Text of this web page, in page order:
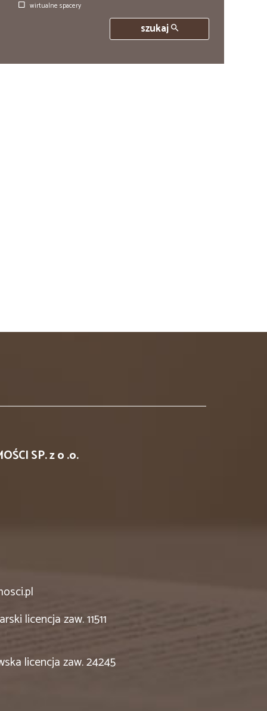
wirtualne spacery
szukaj
SP. z o .o.
licencja zaw. 11511
licencja zaw. 24245